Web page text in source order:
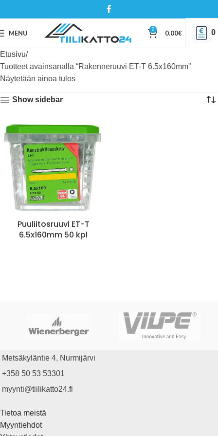
MENU 0 0.00€ 0
Etusivu
Tuotteet avainsanalla “Rakenneruuvi ET-T 6.5x160mm”
Näytetään ainoa tulos
Show sidebar
Puuliitosruuvi ET-T
6.5x160mm 50 kpl
Metsäkyläntie 4, Nurmijärvi
+358 50 53 53301
myynti@tiilikatto24.fi
Tietoa meistä
Myyntiehdot